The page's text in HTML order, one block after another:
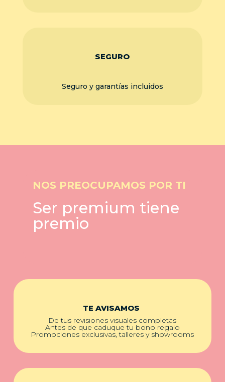
SEGURO
Seguro y garantías incluidos
NOS PREOCUPAMOS POR TI
Ser premium tiene
premio
TE AVISAMOS
De tus revisiones visuales completas
Antes de que caduque tu bono regalo
Promociones exclusivas, talleres y showrooms